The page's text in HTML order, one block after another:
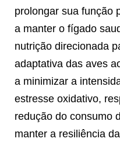
prolongar sua função
a manter o fígado
nutrição direcionada
adaptativa das aves
a minimizar a
estresse oxidativo,
redução do consumo
manter a resiliência